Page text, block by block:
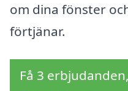
om dina fönster
förtjänar.
Få 3